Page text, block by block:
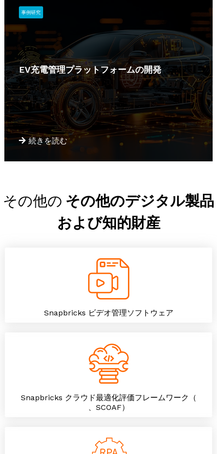
EV充電管理プラットフォームの開発
続きを読む
事例研究
その他の その他のデジタル製品
および知的財産
Snapbricks ビデオ管理ソフトウェア
Snapbricks クラウド最適化評価フレームワーク（
、SCOAF）